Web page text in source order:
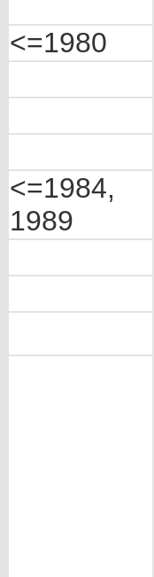
<=1980
<=1984,
1989